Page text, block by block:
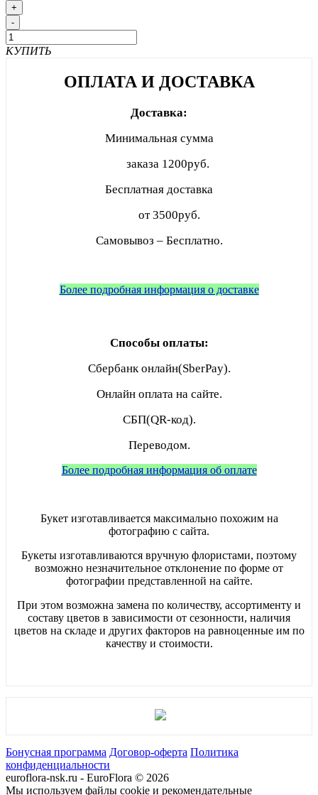
+
-
КУПИТЬ
ОПЛАТА И ДОСТАВКА
Доставка:
Минимальная сумма
заказа 1200руб.
Бесплатная доставка
от 3500руб.
Самовывоз – Бесплатно.
Более подробная информация о доставке
Способы оплаты:
Сбербанк онлайн(SberPay).
Онлайн оплата на сайте.
СБП(QR-код).
Переводом.
Более подробная информация об оплате
Букет изготавливается максимально похожим на
фотографию с сайта.
Букеты изготавливаются вручную флористами, поэтому
возможно незначительное отклонение по форме от
фотографии представленной на сайте.
При этом возможна замена по количеству, ассортименту и
составу цветов в зависимости от сезонности, наличия
цветов на складе и других факторов на равноценные им по
качеству и стоимости.
Бонусная программа Договор-оферта Политика
конфиденциальности
euroflora-nsk.ru - EuroFlora © 2026
Мы используем файлы cookie и рекомендательные